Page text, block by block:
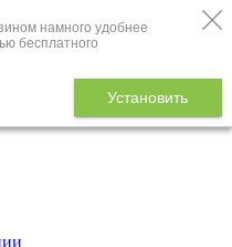
намного удобнее
бесплатного
Установить